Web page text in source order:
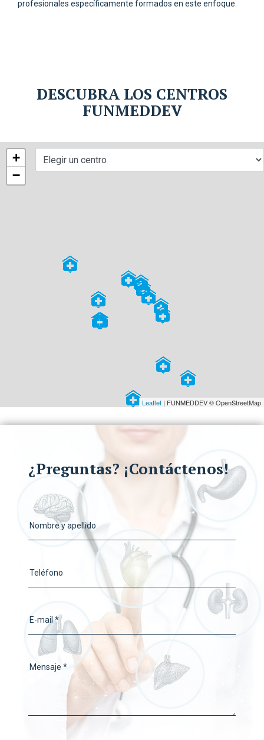
profesionales específicamente formados en este enfoque.
DESCUBRA LOS CENTROS
FUNMEDDEV
+
−
Leaflet | FUNMEDDEV © OpenStreetMap
¿Preguntas? ¡Contáctenos!
Nombre y apellido
Teléfono
E-mail *
Mensaje *